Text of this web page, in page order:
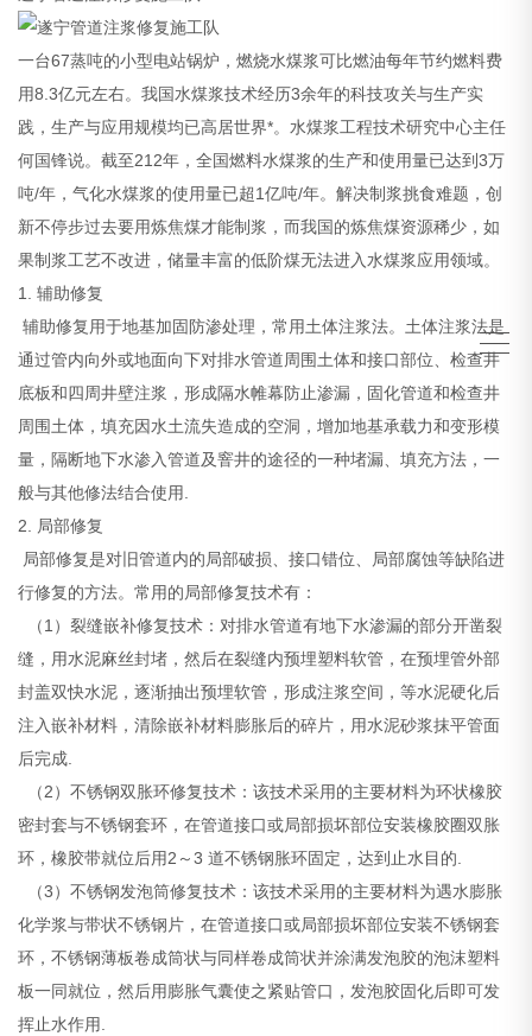
一台67蒸吨的小型电站锅炉，燃烧水煤浆可比燃油每年节约燃料费
用8.3亿元左右。我国水煤浆技术经历3余年的科技攻关与生产实
践，生产与应用规模均已高居世界*。水煤浆工程技术研究中心主任
何国锋说。截至212年，全国燃料水煤浆的生产和使用量已达到3万
吨/年，气化水煤浆的使用量已超1亿吨/年。解决制浆挑食难题，创
新不停步过去要用炼焦煤才能制浆，而我国的炼焦煤资源稀少，如
果制浆工艺不改进，储量丰富的低阶煤无法进入水煤浆应用领域。
1. 辅助修复
辅助修复用于地基加固防渗处理，常用土体注浆法。土体注浆法是
通过管内向外或地面向下对排水管道周围土体和接口部位、检查井
底板和四周井壁注浆，形成隔水帷幕防止渗漏，固化管道和检查井
周围土体，填充因水土流失造成的空洞，增加地基承载力和变形模
量，隔断地下水渗入管道及窨井的途径的一种堵漏、填充方法，一
般与其他修法结合使用.
2. 局部修复
局部修复是对旧管道内的局部破损、接口错位、局部腐蚀等缺陷进
行修复的方法。常用的局部修复技术有：
（1）裂缝嵌补修复技术：对排水管道有地下水渗漏的部分开凿裂
缝，用水泥麻丝封堵，然后在裂缝内预埋塑料软管，在预埋管外部
封盖双快水泥，逐渐抽出预埋软管，形成注浆空间，等水泥硬化后
注入嵌补材料，清除嵌补材料膨胀后的碎片，用水泥砂浆抹平管面
后完成.
（2）不锈钢双胀环修复技术：该技术采用的主要材料为环状橡胶
密封套与不锈钢套环，在管道接口或局部损坏部位安装橡胶圈双胀
环，橡胶带就位后用2～3 道不锈钢胀环固定，达到止水目的.
（3）不锈钢发泡筒修复技术：该技术采用的主要材料为遇水膨胀
化学浆与带状不锈钢片，在管道接口或局部损坏部位安装不锈钢套
环，不锈钢薄板卷成筒状与同样卷成筒状并涂满发泡胶的泡沫塑料
板一同就位，然后用膨胀气囊使之紧贴管口，发泡胶固化后即可发
挥止水作用.